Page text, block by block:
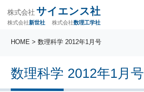
株式会社 サイエンス社
株式会社新世社 株式会社数理工学社
数理科学 2012年1月号
HOME > 数理科学 2012年1月号